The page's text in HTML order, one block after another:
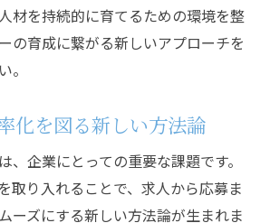
材を持続的に育てるための環境を整
の育成に繋がる新しいアプローチを
。
化を図る新しい方法論
、企業にとっての重要な課題です。
取り入れることで、求人から応募ま
ーズにする新しい方法論が生まれま